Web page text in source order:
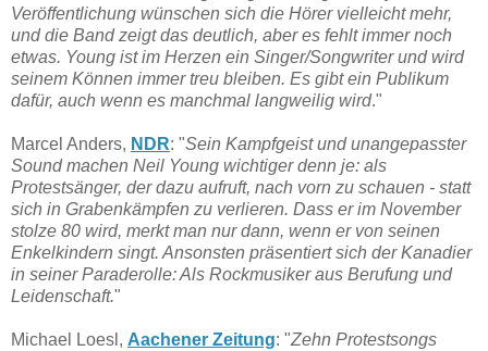
Veröffentlichung wünschen sich die Hörer vielleicht mehr,
und die Band zeigt das deutlich, aber es fehlt immer noch
etwas. Young ist im Herzen ein Singer/Songwriter und wird
seinem Können immer treu bleiben. Es gibt ein Publikum
dafür, auch wenn es manchmal langweilig wird."
Marcel Anders, NDR: "Sein Kampfgeist und unangepasster
Sound machen Neil Young wichtiger denn je: als
Protestsänger, der dazu aufruft, nach vorn zu schauen - statt
sich in Grabenkämpfen zu verlieren. Dass er im November
stolze 80 wird, merkt man nur dann, wenn er von seinen
Enkelkindern singt. Ansonsten präsentiert sich der Kanadier
in seiner Paraderolle: Als Rockmusiker aus Berufung und
Leidenschaft."
Michael Loesl, Aachener Zeitung: "Zehn Protestsongs